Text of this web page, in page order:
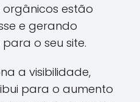
orgânicos estão
e gerando
o seu site.
a visibilidade,
para o aumento